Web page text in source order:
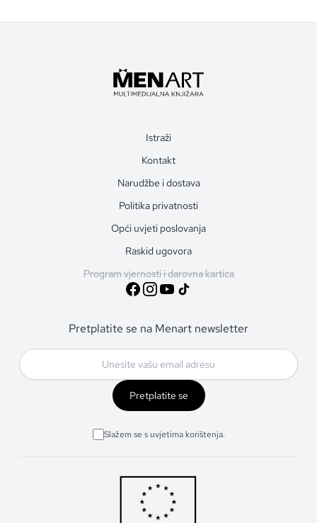
Istraži
Kontakt
Narudžbe i dostava
Politika privatnosti
Opći uvjeti poslovanja
Raskid ugovora
Program vjernosti i darovna kartica
Pretplatite se na Menart newsletter
Pretplatite se
Slažem se s uvjetima korištenja.